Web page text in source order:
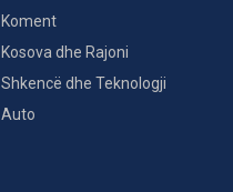
Koment
Kosova dhe Rajoni
Shkencë dhe Teknologji
Auto